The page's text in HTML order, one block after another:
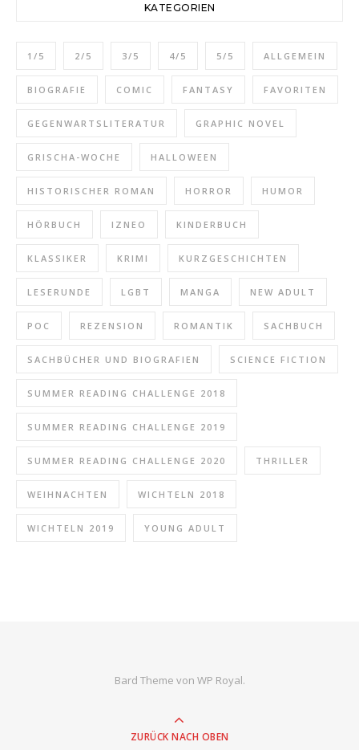
KATEGORIEN
1/5 2/5 3/5 4/5 5/5 ALLGEMEIN
BIOGRAFIE COMIC FANTASY FAVORITEN
GEGENWARTSLITERATUR GRAPHIC NOVEL
GRISCHA-WOCHE HALLOWEEN
HISTORISCHER ROMAN HORROR HUMOR
HÖRBUCH IZNEO KINDERBUCH
KLASSIKER KRIMI KURZGESCHICHTEN
LESERUNDE LGBT MANGA NEW ADULT
POC REZENSION ROMANTIK SACHBUCH
SACHBÜCHER UND BIOGRAFIEN SCIENCE FICTION
SUMMER READING CHALLENGE 2018
SUMMER READING CHALLENGE 2019
SUMMER READING CHALLENGE 2020 THRILLER
WEIHNACHTEN WICHTELN 2018
WICHTELN 2019 YOUNG ADULT
Bard Theme von WP Royal.
ZURÜCK NACH OBEN